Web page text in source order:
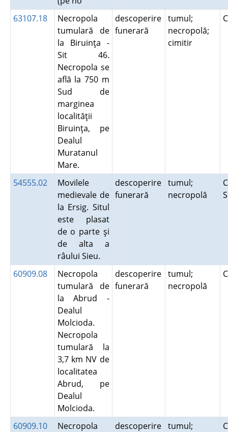
63107.18
Necropola
tumulară de
la Biruinţa -
Sit 46.
Necropola se
află la 750 m
Sud de
marginea
localităţii
Biruinţa, pe
Dealul
Muratanul
Mare.
descoperire
funerară
tumul;
necropolă;
cimitir
54555.02
Movilele
medievale de
la Ersig. Situl
este plasat
de o parte şi
de alta a
râului Sieu.
descoperire
funerară
tumul;
necropolă
60909.08
Necropola
tumulară de
la Abrud -
Dealul
Molcioda.
Necropola
tumulară la
3,7 km NV de
localitatea
Abrud, pe
Dealul
Molcioda.
descoperire
funerară
tumul;
necropolă
60909.10
Necropola
descoperire
tumul;